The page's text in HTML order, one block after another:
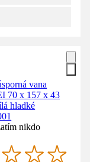
vana
70 x 157 x 43
hladké
nikdo